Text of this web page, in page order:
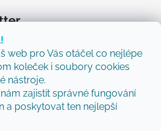
web pro Vás otáčel co nejlépe
koleček i soubory cookies
nástroje.
zajistit správné fungování
a poskytovat ten nejlepší
vám budeme zasílat informace
našem e-shopu.
Vám budeme zasílat ty nejlepší